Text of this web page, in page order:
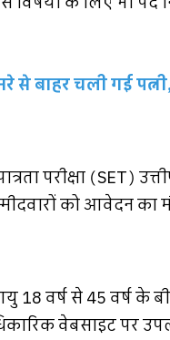
बाहर चली गई
परीक्षा (SET)
को आवेदन का
18 वर्ष से 45 वर्ष के
वेबसाइट पर